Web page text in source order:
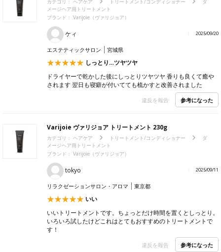
カテゴリ： ヘアケア トリートメント/コンディショナー
ダ
メージヘア用トリートメント
ブランド： Varijoie（ヴァリジョア）
ケィ 2025/09/20
エステティックサロン 宮城県
しっとり…ツヤツヤ
ドライヤーで乾かした後にしっとりツヤツヤ 香りも良くて癒や
されます 翌日も寝癖が付いてても梳かすと改善されました
違反を報告 参考になった
Varijoie ヴァリジョア トリートメント 230g
カテゴリ： ヘアケア トリートメント/コンディショナー
ダ
メージヘア用トリートメント
ブランド： Varijoie（ヴァリジョア）
tokyo 2025/09/11
リラクゼーションサロン・アロマ 東京都
いい
いいトリートメントです。ちょっとだけ時間を置くとしっとり。
いろいろ試したけどこれはとてもおすすめのトリートメントで
す！
違反を報告 参考になった